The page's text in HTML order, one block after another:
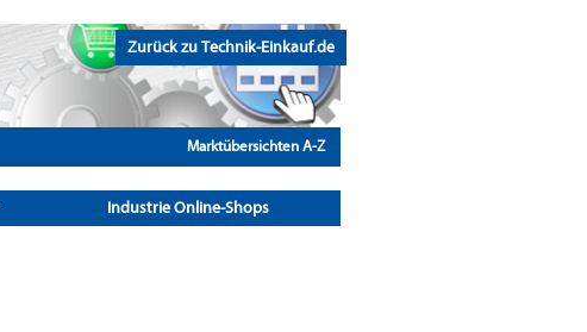
Zurück zu Technik-Einkauf.de
Marktübersichten A-Z
Industrie Online-Shops